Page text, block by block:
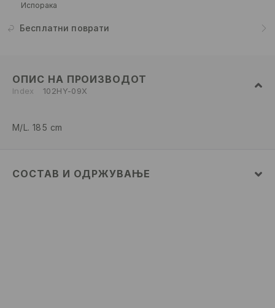
Испорака
Бесплатни поврати
ОПИС НА ПРОИЗВОДОТ
Index 102HY-09X
M/L. 185 cm
СОСТАВ И ОДРЖУВАЊЕ